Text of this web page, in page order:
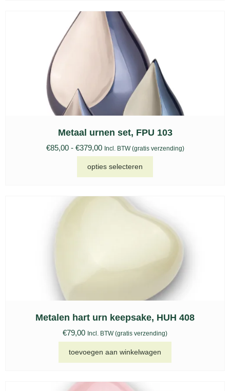
Metaal urnen set, FPU 103
€85,00 - €379,00 Incl. BTW (gratis verzending)
opties selecteren
Metalen hart urn keepsake, HUH 408
€79,00 Incl. BTW (gratis verzending)
toevoegen aan winkelwagen